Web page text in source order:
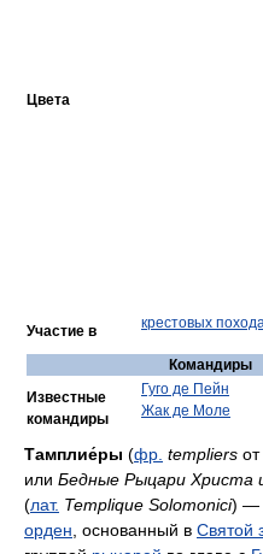
Цвета
Участие в крестовых
Командиры
Известные
командиры
Гуго де Пейн
Жак де Моле
Тамплие́ры (фр. templiers
или Бедные Рыцари Христа
(лат. Templique Solomonici) —
орден , основанный в Святой